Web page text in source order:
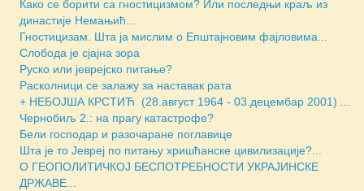
Како се борити са гностицизмом? Или последњи краљ из
династије Немањић...
Гностицизам. Шта ја мислим о Епштајновим фајловима...
Слобода је сјајна зора
Руско или јеврејско питање?
Расколници се залажу за наставак рата
+ НЕБОЈША КРСТИЋ (28.август 1964 - 03.децембар 2001) ...
Чернобиљ 2.: на прагу катастрофе?
Бели господар и разочаране поглавице
Шта је то Јевреј по питању хришћанске цивилизације?...
О ГЕОПОЛИТИЧКОЈ БЕСПОТРЕБНОСТИ УКРАЈИНСКЕ
ДРЖАВЕ...